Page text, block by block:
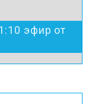
эфир от